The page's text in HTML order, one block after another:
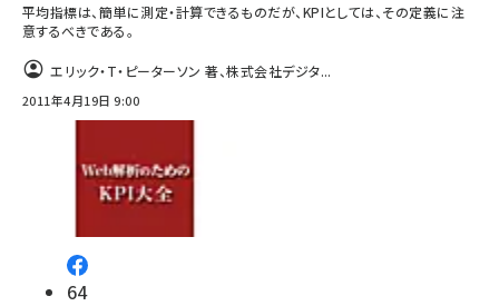
平均指標は、簡単に測定・計算できるものだが、KPIとしては、その定義に注
意するべきである。
エリック・T・ピーターソン 著、株式会社デジタ...
2011年4月19日 9:00
64